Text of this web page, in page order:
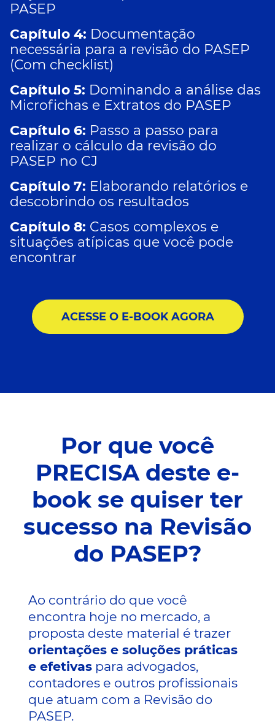
PASEP
Capítulo 4: Documentação
necessária para a revisão do PASEP
(Com checklist)
Capítulo 5: Dominando a análise das
Microfichas e Extratos do PASEP
Capítulo 6: Passo a passo para
realizar o cálculo da revisão do
PASEP no CJ
Capítulo 7: Elaborando relatórios e
descobrindo os resultados
Capítulo 8: Casos complexos e
situações atípicas que você pode
encontrar
ACESSE O E-BOOK AGORA
Por que você
PRECISA deste e-
book se quiser ter
sucesso na Revisão
do PASEP?
Ao contrário do que você
encontra hoje no mercado, a
proposta deste material é trazer
orientações e soluções práticas
e efetivas para advogados,
contadores e outros profissionais
que atuam com a Revisão do
PASEP.